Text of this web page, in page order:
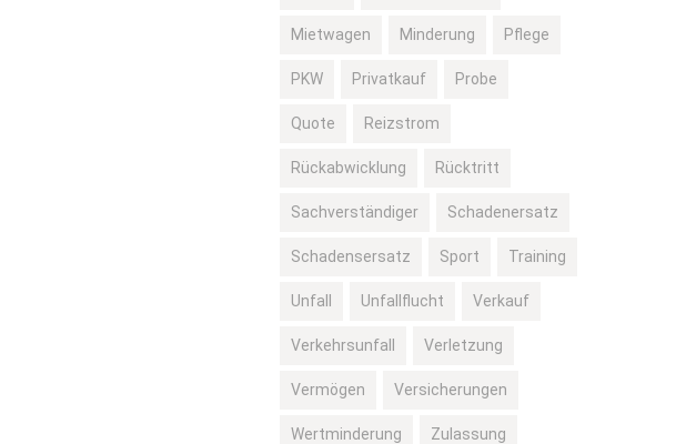
Mietwagen Minderung Pflege
PKW Privatkauf Probe
Quote Reizstrom
Rückabwicklung Rücktritt
Sachverständiger Schadenersatz
Schadensersatz Sport Training
Unfall Unfallflucht Verkauf
Verkehrsunfall Verletzung
Vermögen Versicherungen
Wertminderung Zulassung